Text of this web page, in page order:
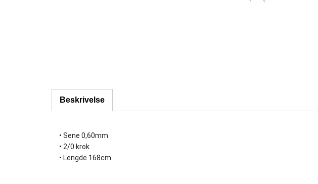
Beskrivelse
• Sene 0,60mm
• 2/0 krok
• Lengde 168cm